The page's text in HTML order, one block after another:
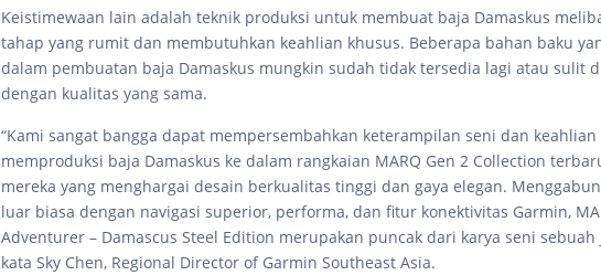
Keistimewaan lain adalah teknik produksi untuk membuat baja Damaskus
tahap yang rumit dan membutuhkan keahlian khusus. Beberapa bahan baku
dalam pembuatan baja Damaskus mungkin sudah tidak tersedia lagi atau sulit
dengan kualitas yang sama.
“Kami sangat bangga dapat mempersembahkan keterampilan seni dan
memproduksi baja Damaskus ke dalam rangkaian MARQ Gen 2 Collection
mereka yang menghargai desain berkualitas tinggi dan gaya elegan.
luar biasa dengan navigasi superior, performa, dan fitur konektivitas Garmin,
Adventurer – Damascus Steel Edition merupakan puncak dari karya seni sebuah
kata Sky Chen, Regional Director of Garmin Southeast Asia.